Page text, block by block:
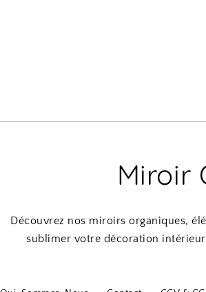
Miroir
Découvrez nos miroirs organiques,
sublimer votre décoration